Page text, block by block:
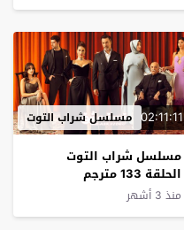
02:11:11 مسلسل شراب التوت
مسلسل شراب التوت
الحلقة 133 مترجم
منذ 3 أشهر